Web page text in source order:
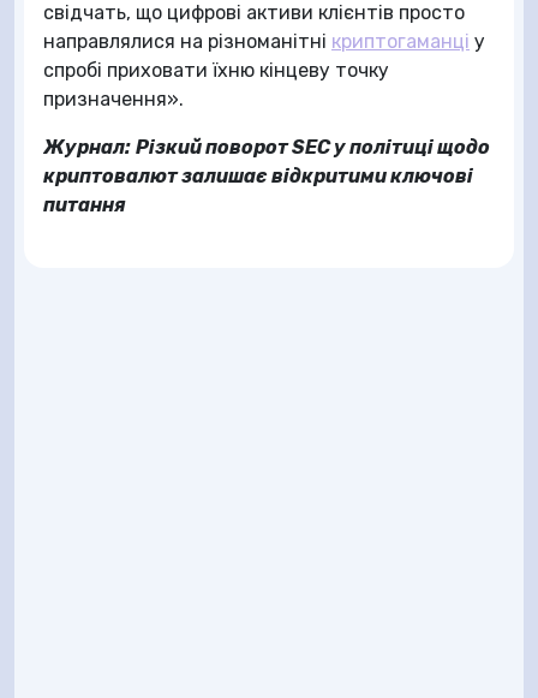
свідчать, що цифрові активи клієнтів просто
направлялися на різноманітні криптогаманці у
спробі приховати їхню кінцеву точку
призначення».
Журнал: Різкий поворот SEC у політиці щодо
криптовалют залишає відкритими ключові
питання